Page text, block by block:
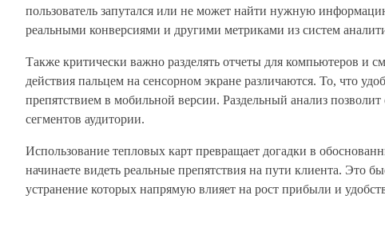
пользователь запутался или не может найти нужную
реальными конверсиями и другими метриками из систем
Также критически важно разделять отчеты для компьютеров и
действия пальцем на сенсорном экране различаются. То, что
препятствием в мобильной версии. Раздельный анализ
сегментов аудитории.
Использование тепловых карт превращает догадки в
начинаете видеть реальные препятствия на пути клиента. Это
устранение которых напрямую влияет на рост прибыли и